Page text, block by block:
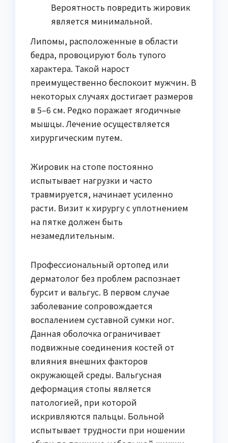
Вероятность повредить жировик
является минимальной.
Липомы, расположенные в области
бедра, провоцируют боль тупого
характера. Такой нарост
преимущественно беспокоит мужчин. В
некоторых случаях достигает размеров
в 5–6 см. Редко поражает ягодичные
мышцы. Лечение осуществляется
хирургическим путем.
Жировик на стопе постоянно
испытывает нагрузки и часто
травмируется, начинает усиленно
расти. Визит к хирургу с уплотнением
на пятке должен быть
незамедлительным.
Профессиональный ортопед или
дерматолог без проблем распознает
бурсит и вальгус. В первом случае
заболевание сопровождается
воспалением суставной сумки ног.
Данная оболочка ограничивает
подвижные соединения костей от
влияния внешних факторов
окружающей среды. Вальгусная
деформация стопы является
патологией, при которой
искривляются пальцы. Больной
испытывает трудности при ношении